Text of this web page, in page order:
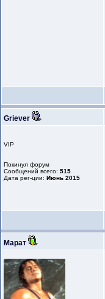
Griever
VIP
Покинул форум
Сообщений всего: 515
Дата рег-ции: Июнь 2015
Марат